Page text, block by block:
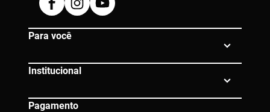
Dúvidas? Entre em contato:
0800 080 0609 |
atendimento@eico.com.br
FacebookInstagramYoutube
Para você
Institucional
Pagamento